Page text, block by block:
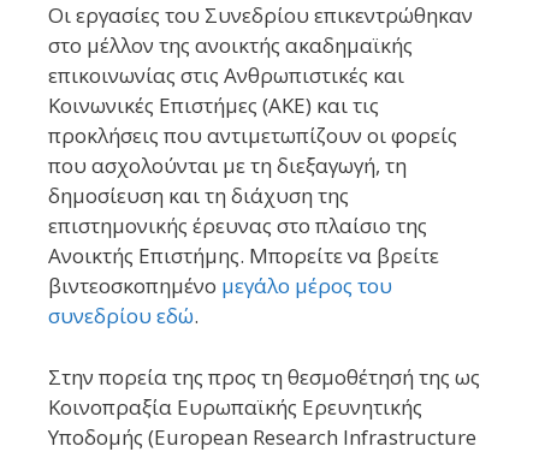
Οι εργασίες του Συνεδρίου επικεντρώθηκαν
στο μέλλον της ανοικτής ακαδημαϊκής
επικοινωνίας στις Ανθρωπιστικές και
Κοινωνικές Επιστήμες (ΑΚΕ) και τις
προκλήσεις που αντιμετωπίζουν οι φορείς
που ασχολούνται με τη διεξαγωγή, τη
δημοσίευση και τη διάχυση της
επιστημονικής έρευνας στο πλαίσιο της
Ανοικτής Επιστήμης. Μπορείτε να βρείτε
βιντεοσκοπημένο μεγάλο μέρος του
συνεδρίου εδώ.
Στην πορεία της προς τη θεσμοθέτησή της ως
Κοινοπραξία Ευρωπαϊκής Ερευνητικής
Υποδομής (European Research Infrastructure